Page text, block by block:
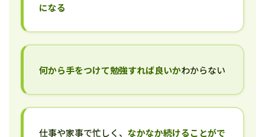
になる
何から手をつけて勉強すれば良いかわからない
仕事や家事で忙しく、 なかなか続けることがで